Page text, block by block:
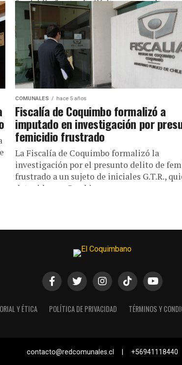
femicidio frustrado. Ilícito perpetrado en...
COMUNALES hace 5 años
Fiscalía de Coquimbo formalizó a
imputado en investigación por
femicidio frustrado
La Fiscalía de Coquimbo formalizó la
investigación por el presunto delito de
frustrado a un sujeto de iniciales G.T.R.,
detenido por Carabineros en...
Y ÉTICA POLÍTICA DE PRIVACIDAD TÉRMINOS Y
contacto@redcomunales.cl | +56941118440